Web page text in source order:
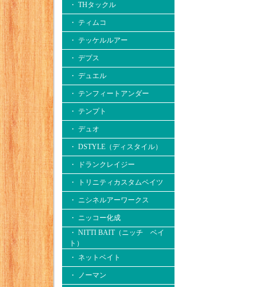
・ THタックル
・ ティムコ
・ テッケルルアー
・ デプス
・ デュエル
・ テンフィートアンダー
・ テンプト
・ デュオ
・ DSTYLE（ディスタイル）
・ ドランクレイジー
・ トリニティカスタムベイツ
・ ニシネルアーワークス
・ ニッコー化成
・ NITTI BAIT（ニッチ ベイ
ト）
・ ネットベイト
・ ノーマン